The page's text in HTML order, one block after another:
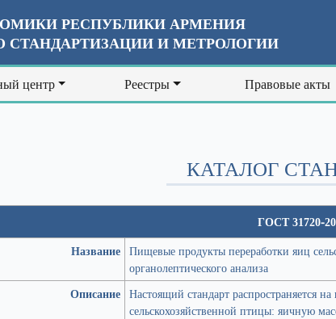
РЕСПУБЛИКИ АРМЕНИЯ
И МЕТРОЛОГИИ
центр Реестры Правовые акты
КАТАЛОГ
ГОСТ 31720-
Название Пищевые продукты переработки яиц
органолептического анализа
Описание Настоящий стандарт распространяется
сельскохозяйственной птицы: яичную